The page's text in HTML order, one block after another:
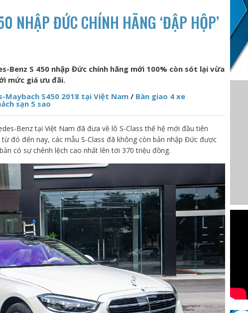
NHẬP ĐỨC CHÍNH HÃNG ‘ĐẬP HỘP’
Benz S 450 nhập Đức chính hãng mới 100% còn sót lại vừa
mức giá ưu đãi.
S450 2018 tại Việt Nam / Bàn giao 4 xe
sạn 5 sao
Benz tại Việt Nam đã đưa về lô S-Class thế hệ mới đầu tiên
đó đến nay, các mẫu S-Class đã không còn bản nhập Đức được
có sự chênh lệch cao nhất lên tới 370 triệu đồng.